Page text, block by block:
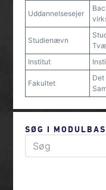
Uddannelsesejer
Studienævn
Institut
Fakultet
Det
SØG I